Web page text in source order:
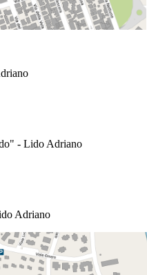
- Lido Adriano
Adriano